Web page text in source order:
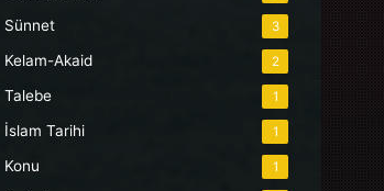
Sünnet 3
Kelam-Akaid 2
Talebe 1
İslam Tarihi 1
Konu 1